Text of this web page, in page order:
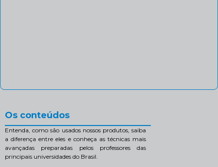
Os conteúdos
Entenda, como são usados nossos produtos, saiba
a diferença entre eles e conheça as técnicas mais
avançadas preparadas pelos professores das
principais universidades do Brasil.